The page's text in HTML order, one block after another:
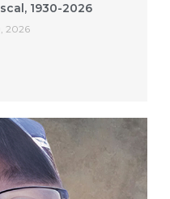
1930-2026
2026